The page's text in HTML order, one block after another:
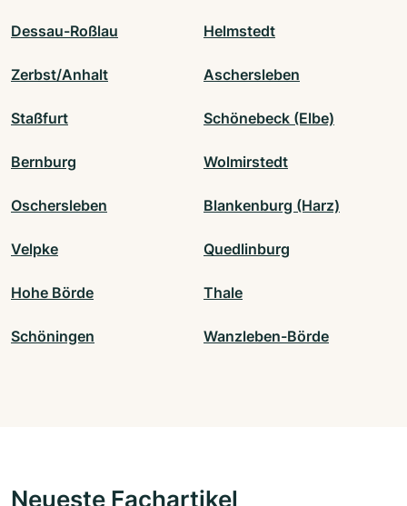
Dessau-Roßlau Helmstedt
Zerbst/Anhalt Aschersleben
Staßfurt Schönebeck (Elbe)
Bernburg Wolmirstedt
Oschersleben Blankenburg (Harz)
Velpke Quedlinburg
Hohe Börde Thale
Schöningen Wanzleben-Börde
Neueste Fachartikel